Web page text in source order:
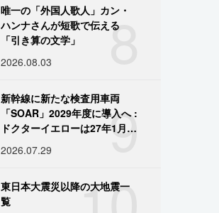
8
唯一の「外国人歌人」カン・
ハンナさんが短歌で伝える
「引き算の文学」
2026.08.03
9
新幹線に新たな検査用車両
「SOAR」2029年度に導入へ :
ドクターイエローは27年1月に
2026.07.29
東日本大震災以降の大地震一
覧